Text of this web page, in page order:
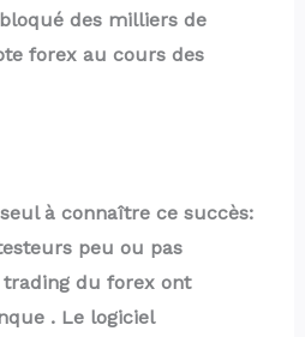
bloqué des milliers de
forex au cours des
à connaître ce succès:
peu ou pas
du forex ont
. Le logiciel